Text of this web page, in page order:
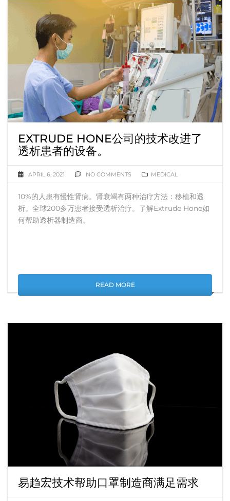
EXTRUDE HONE公司的技术改进了
透析患者的设备。
APRIL 6, 2021 NO COMMENTS MEDICAL
10%的人患有慢性肾病。肾衰竭有两种治疗方法：移植和透
析。全球200多万患者接受透析治疗。了解Extrude Hone如
何帮助透析器制造商。
READ MORE
易趋宏技术帮助口罩制造商满足需求